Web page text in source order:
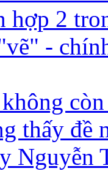
hợp 2
-
thấy đề
Nguyễn